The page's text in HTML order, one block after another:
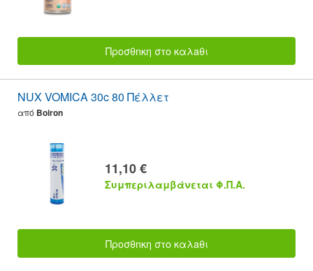
Προσθnκη στο καλaθι
NUX VOMICA 30c 80 Πέλλετ
από Boiron
11,10 €
Συμπεριλαμβάνεται Φ.Π.Α.
Προσθnκη στο καλaθι